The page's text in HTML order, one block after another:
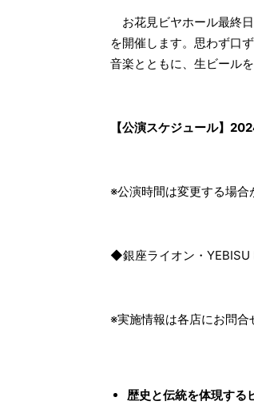
お花見ビヤホール最終
を開催します。思わず口
音楽とともに、生ビール
【公演スケジュール】
※公演時間は変更する場合
◆銀座ライオン・YEBISU
※実施情報は各店にお問合
歴史と伝統を体現す